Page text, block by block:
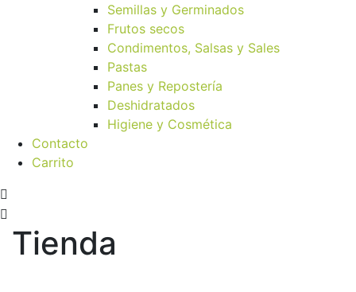
Semillas y Germinados
Frutos secos
Condimentos, Salsas y Sales
Pastas
Panes y Repostería
Deshidratados
Higiene y Cosmética
Contacto
Carrito
Tienda